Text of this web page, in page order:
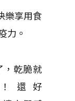
樂享用食
力。
，乾脆就
還好